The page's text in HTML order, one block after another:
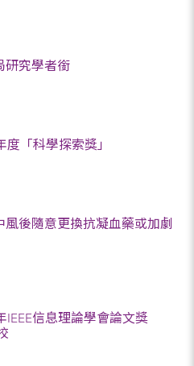
研究學者銜
「科學探索獎」
後隨意更換抗凝血藥或加劇
IEEE信息理論學會論文獎